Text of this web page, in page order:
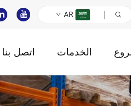
AR
الخدمات اتصل بنا